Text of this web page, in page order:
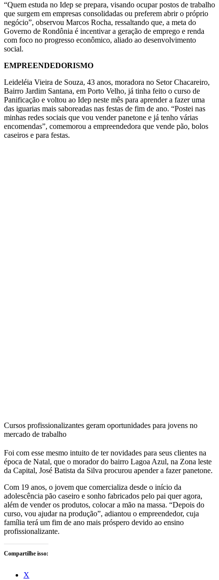
“Quem estuda no Idep se prepara, visando ocupar postos de trabalho
que surgem em empresas consolidadas ou preferem abrir o próprio
negócio”, observou Marcos Rocha, ressaltando que, a meta do
Governo de Rondônia é incentivar a geração de emprego e renda
com foco no progresso econômico, aliado ao desenvolvimento
social.
EMPREENDEDORISMO
Leideléia Vieira de Souza, 43 anos, moradora no Setor Chacareiro,
Bairro Jardim Santana, em Porto Velho, já tinha feito o curso de
Panificação e voltou ao Idep neste mês para aprender a fazer uma
das iguarias mais saboreadas nas festas de fim de ano. “Postei nas
minhas redes sociais que vou vender panetone e já tenho várias
encomendas”, comemorou a empreendedora que vende pão, bolos
caseiros e para festas.
Cursos profissionalizantes geram oportunidades para jovens no
mercado de trabalho
Foi com esse mesmo intuito de ter novidades para seus clientes na
época de Natal, que o morador do bairro Lagoa Azul, na Zona leste
da Capital, José Batista da Silva procurou apender a fazer panetone.
Com 19 anos, o jovem que comercializa desde o início da
adolescência pão caseiro e sonho fabricados pelo pai quer agora,
além de vender os produtos, colocar a mão na massa. “Depois do
curso, vou ajudar na produção”, adiantou o empreendedor, cuja
família terá um fim de ano mais próspero devido ao ensino
profissionalizante.
Compartilhe isso:
X